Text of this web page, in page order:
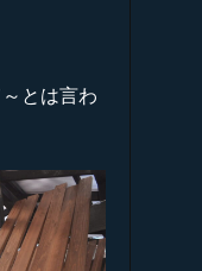
とは言わ